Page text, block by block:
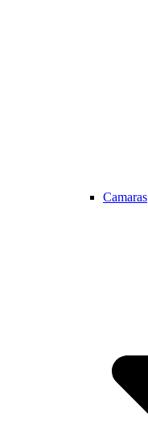
Camaras